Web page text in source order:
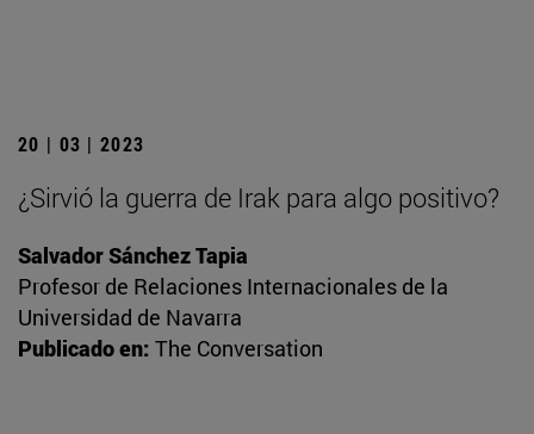
20 | 03 | 2023
¿Sirvió la guerra de Irak para algo positivo?
Salvador Sánchez Tapia
Profesor de Relaciones Internacionales de la
Universidad de Navarra
Publicado en: The Conversation